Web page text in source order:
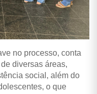
no processo, conta
diversas áreas,
social, além do
o que